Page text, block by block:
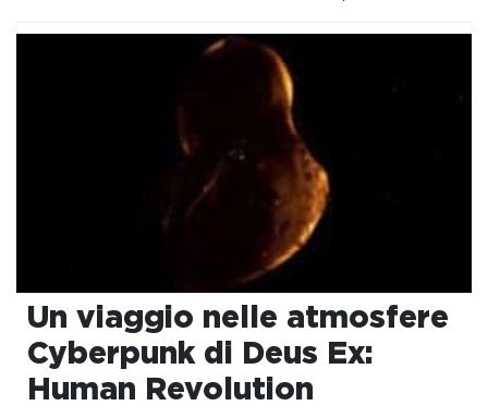
Un viaggio nelle atmosfere
Cyberpunk di Deus Ex:
Human Revolution